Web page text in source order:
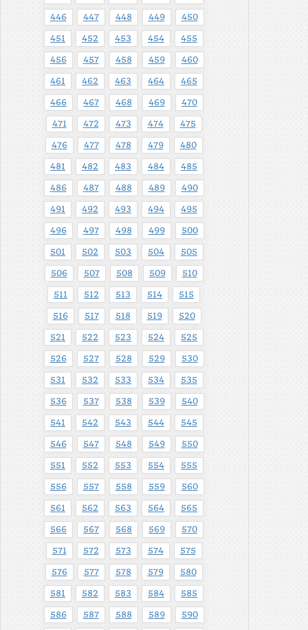
446 447 448 449 450
451 452 453 454 455
456 457 458 459 460
461 462 463 464 465
466 467 468 469 470
471 472 473 474 475
476 477 478 479 480
481 482 483 484 485
486 487 488 489 490
491 492 493 494 495
496 497 498 499 500
501 502 503 504 505
506 507 508 509 510
511 512 513 514 515
516 517 518 519 520
521 522 523 524 525
526 527 528 529 530
531 532 533 534 535
536 537 538 539 540
541 542 543 544 545
546 547 548 549 550
551 552 553 554 555
556 557 558 559 560
561 562 563 564 565
566 567 568 569 570
571 572 573 574 575
576 577 578 579 580
581 582 583 584 585
586 587 588 589 590